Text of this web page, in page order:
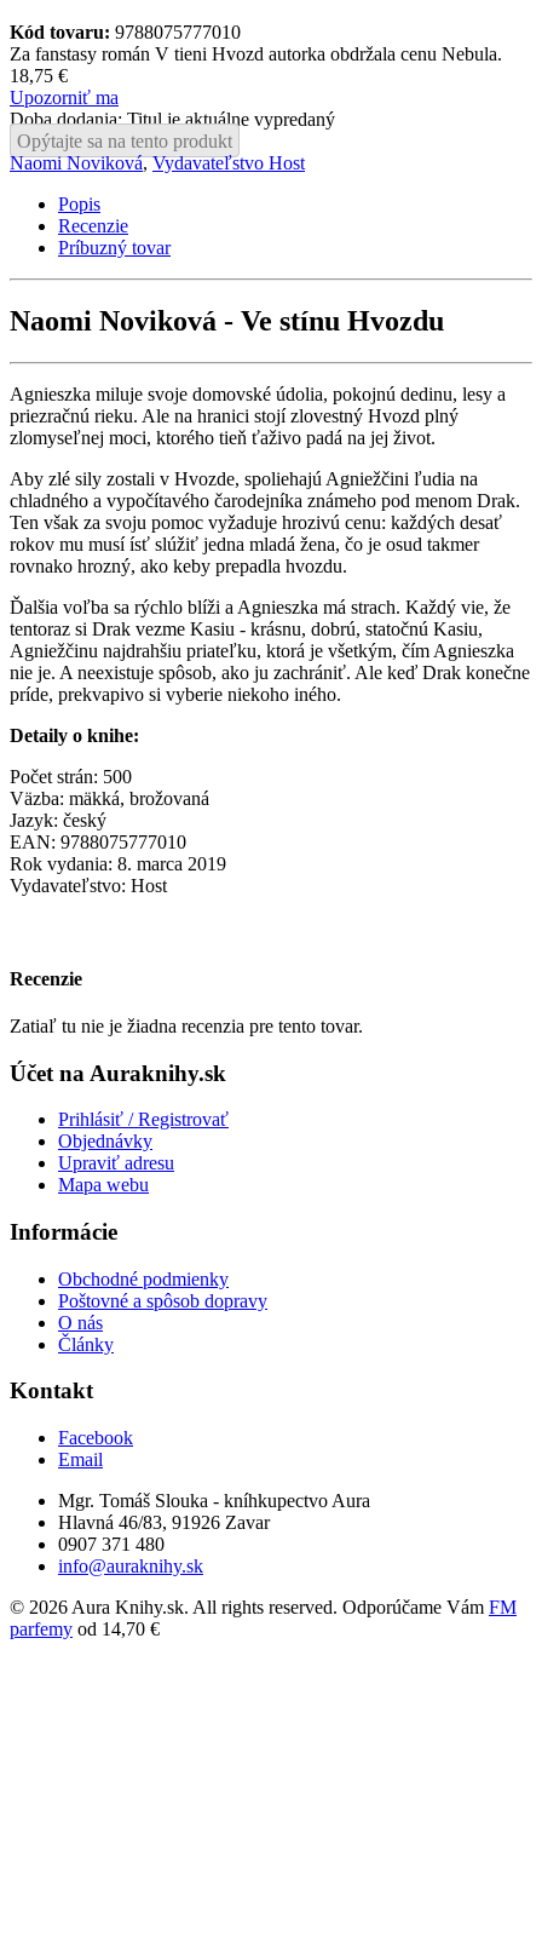
Kód tovaru: 9788075777010
Za fanstasy román V tieni Hvozd autorka obdržala cenu Nebula.
18,75 €
Upozorniť ma
Doba dodania: Titul je aktuálne vypredaný
Opýtajte sa na tento produkt
Naomi Noviková,Vydavateľstvo Host
Popis
Recenzie
Príbuzný tovar
Naomi Noviková - Ve stínu Hvozdu
Agnieszka miluje svoje domovské údolia, pokojnú dedinu, lesy a
priezračnú rieku. Ale na hranici stojí zlovestný Hvozd plný
zlomyseľnej moci, ktorého tieň ťaživo padá na jej život.
Aby zlé sily zostali v Hvozde, spoliehajú Agniežčini ľudia na
chladného a vypočítavého čarodejníka známeho pod menom Drak.
Ten však za svoju pomoc vyžaduje hrozivú cenu: každých desať
rokov mu musí ísť slúžiť jedna mladá žena, čo je osud takmer
rovnako hrozný, ako keby prepadla hvozdu.
Ďalšia voľba sa rýchlo blíži a Agnieszka má strach. Každý vie, že
tentoraz si Drak vezme Kasiu - krásnu, dobrú, statočnú Kasiu,
Agniežčinu najdrahšiu priateľku, ktorá je všetkým, čím Agnieszka
nie je. A neexistuje spôsob, ako ju zachrániť. Ale keď Drak konečne
príde, prekvapivo si vyberie niekoho iného.
Detaily o knihe:
Počet strán: 500
Väzba: mäkká, brožovaná
Jazyk: český
EAN: 9788075777010
Rok vydania: 8. marca 2019
Vydavateľstvo: Host
Recenzie
Zatiaľ tu nie je žiadna recenzia pre tento tovar.
Účet na Auraknihy.sk
Prihlásiť / Registrovať
Objednávky
Upraviť adresu
Mapa webu
Informácie
Obchodné podmienky
Poštovné a spôsob dopravy
O nás
Články
Kontakt
Facebook
Email
Mgr. Tomáš Slouka - kníhkupectvo Aura
Hlavná 46/83, 91926 Zavar
0907 371 480
info@auraknihy.sk
© 2026 Aura Knihy.sk. All rights reserved. Odporúčame Vám FM
parfemy od 14,70 €